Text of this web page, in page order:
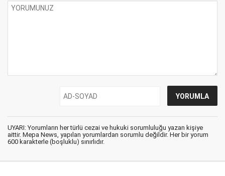
UYARI: Yorumların her türlü cezai ve hukuki sorumluluğu yazan kişiye
aittir. Mepa News, yapılan yorumlardan sorumlu değildir. Her bir yorum
600 karakterle (boşluklu) sınırlıdır.